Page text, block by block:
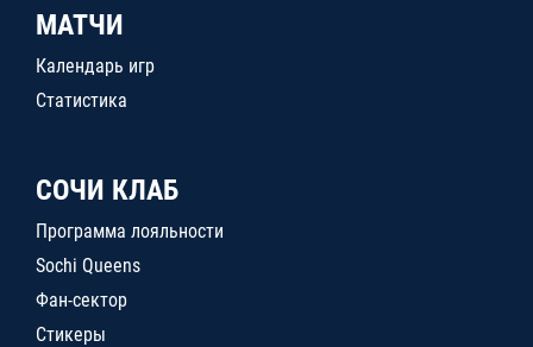
МАТЧИ
Календарь игр
Статистика
СОЧИ КЛАБ
Программа лояльности
Sochi Queens
Фан-сектор
Стикеры